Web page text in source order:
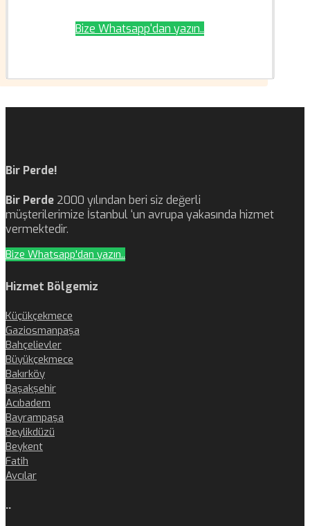
sopivan vaihtoehdon. Tutustu kasinoiden tarjontaan
ja lähde seikkailuun suosituimpien kolikkopelien
Bize Whatsapp'dan yazın..
Bir Perde!
Bir Perde 2000 yılından beri siz değerli
müşterilerimize İstanbul ‘un avrupa yakasında hizmet
vermektedir.
Bize Whatsapp'dan yazın..
Hizmet Bölgemiz
Küçükçekmece
Gaziosmanpaşa
Bahçelievler
Büyükçekmece
Bakırköy
Başakşehir
Acıbadem
Bayrampaşa
Beylikdüzü
Beykent
Fatih
Avcılar
..